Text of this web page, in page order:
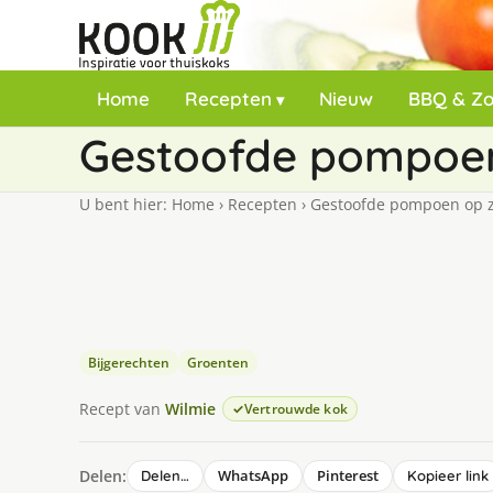
Home Recepten Nieuw BBQ &
Gestoofde
U bent hier: Home › Recepten › Gestoofde pompoen op
Bijgerechten Groenten
Recept van Wilmie Vertrouwde kok
Delen: Delen… WhatsApp Pinterest Kopieer link